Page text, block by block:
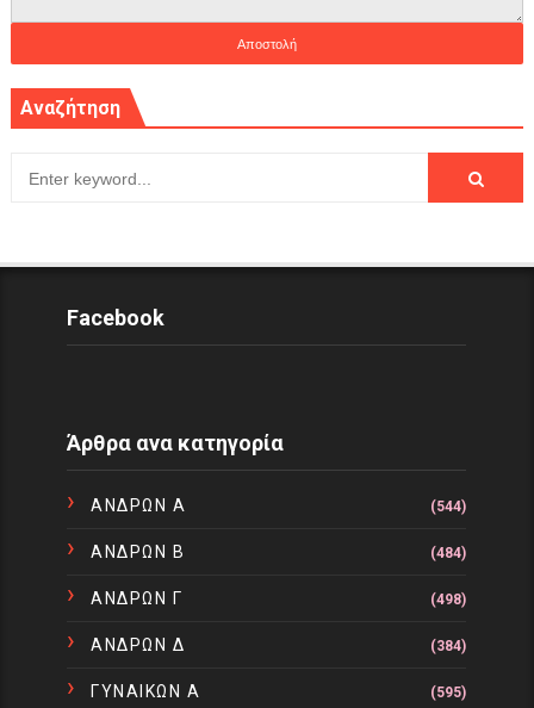
Αναζήτηση
Facebook
Άρθρα ανα κατηγορία
ΑΝΔΡΩΝ Α (544)
ΑΝΔΡΩΝ Β (484)
ΑΝΔΡΩΝ Γ (498)
ΑΝΔΡΩΝ Δ (384)
ΓΥΝΑΙΚΩΝ Α (595)